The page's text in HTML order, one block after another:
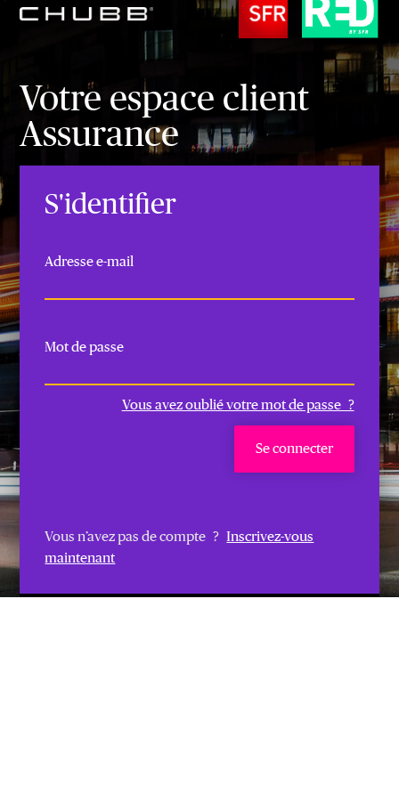
Votre espace client
Assurance
S'identifier
Adresse e-mail
Mot de passe
Vous avez oublié votre mot de passe ?
Se connecter
Vous n’avez pas de compte ? Inscrivez-vous
maintenant